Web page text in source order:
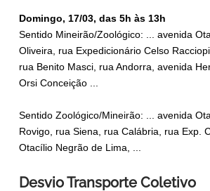
Domingo, 17/03, das 5h às 13h
Sentido Mineirão/Zoológico: ... avenida
Oliveira, rua Expedicionário Celso
rua Benito Masci, rua Andorra, avenida
Orsi Conceição ...
Sentido Zoológico/Mineirão: ... avenida
Rovigo, rua Siena, rua Calábria, rua Exp.
Otacílio Negrão de Lima, ...
Desvio Transporte Coletivo